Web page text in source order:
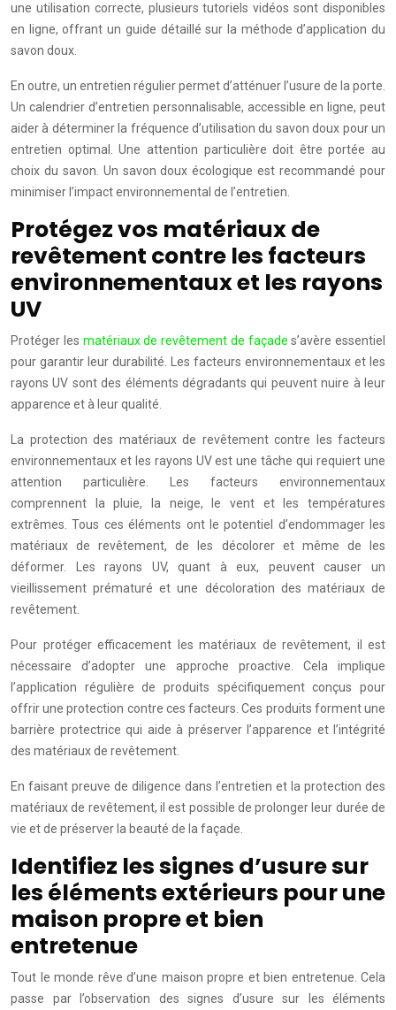
une utilisation correcte, plusieurs tutoriels vidéos sont disponibles
en ligne, offrant un guide détaillé sur la méthode d’application du
savon doux.
En outre, un entretien régulier permet d’atténuer l’usure de la porte.
Un calendrier d’entretien personnalisable, accessible en ligne, peut
aider à déterminer la fréquence d’utilisation du savon doux pour un
entretien optimal. Une attention particulière doit être portée au
choix du savon. Un savon doux écologique est recommandé pour
minimiser l’impact environnemental de l’entretien.
Protégez vos matériaux de
revêtement contre les facteurs
environnementaux et les rayons
UV
Protéger les matériaux de revêtement de façade s’avère essentiel
pour garantir leur durabilité. Les facteurs environnementaux et les
rayons UV sont des éléments dégradants qui peuvent nuire à leur
apparence et à leur qualité.
La protection des matériaux de revêtement contre les facteurs
environnementaux et les rayons UV est une tâche qui requiert une
attention particulière. Les facteurs environnementaux
comprennent la pluie, la neige, le vent et les températures
extrêmes. Tous ces éléments ont le potentiel d’endommager les
matériaux de revêtement, de les décolorer et même de les
déformer. Les rayons UV, quant à eux, peuvent causer un
vieillissement prématuré et une décoloration des matériaux de
revêtement.
Pour protéger efficacement les matériaux de revêtement, il est
nécessaire d’adopter une approche proactive. Cela implique
l’application régulière de produits spécifiquement conçus pour
offrir une protection contre ces facteurs. Ces produits forment une
barrière protectrice qui aide à préserver l’apparence et l’intégrité
des matériaux de revêtement.
En faisant preuve de diligence dans l’entretien et la protection des
matériaux de revêtement, il est possible de prolonger leur durée de
vie et de préserver la beauté de la façade.
Identifiez les signes d’usure sur
les éléments extérieurs pour une
maison propre et bien
entretenue
Tout le monde rêve d’une maison propre et bien entretenue. Cela
passe par l’observation des signes d’usure sur les éléments